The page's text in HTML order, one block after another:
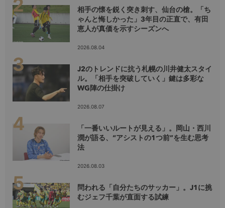
相手の懐を鋭く突き刺す、仙台の槍。「ち
ゃんと悔しかった」3年目の正直で、有田
恵人が真価を示すシーズンへ
2026.08.04
J2のトレンドに抗う札幌の川井健太スタイ
ル。「相手を突破していく」鍵は多彩な
WG陣の仕掛け
2026.08.07
「一番いいルートが見える」。岡山・西川
潤が語る、“アシストの1つ前”を生む思考
法
2026.08.03
問われる「自分たちのサッカー」。J1に挑
むジェフ千葉が直面する試練